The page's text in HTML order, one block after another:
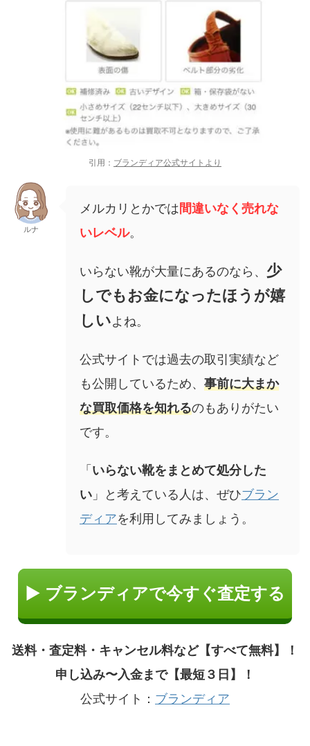
引用： ブランディア公式サイトより
ルナ
メルカリとかでは間違いなく売れな
いレベル。
いらない靴が大量にあるのなら、 少
しでもお金になったほうが嬉
しいよね。
公式サイトでは過去の取引実績など
も公開しているため、 事前に大まか
な買取価格を知れるのもありがたい
です。
「いらない靴をまとめて処分した
い 」と考えている人は、ぜひブラン
ディアを利用してみましょう。
▶ ブランディアで今すぐ査定する
送料・査定料・キャンセル料など【すべて無料】！
申し込み〜入金まで【最短３日】！
公式サイト： ブランディア